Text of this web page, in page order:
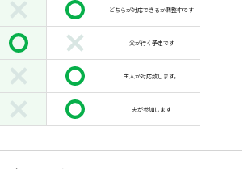
どちらが対応できるか調整中です
父が行く予定です
主人が対応致します。
夫が参加します